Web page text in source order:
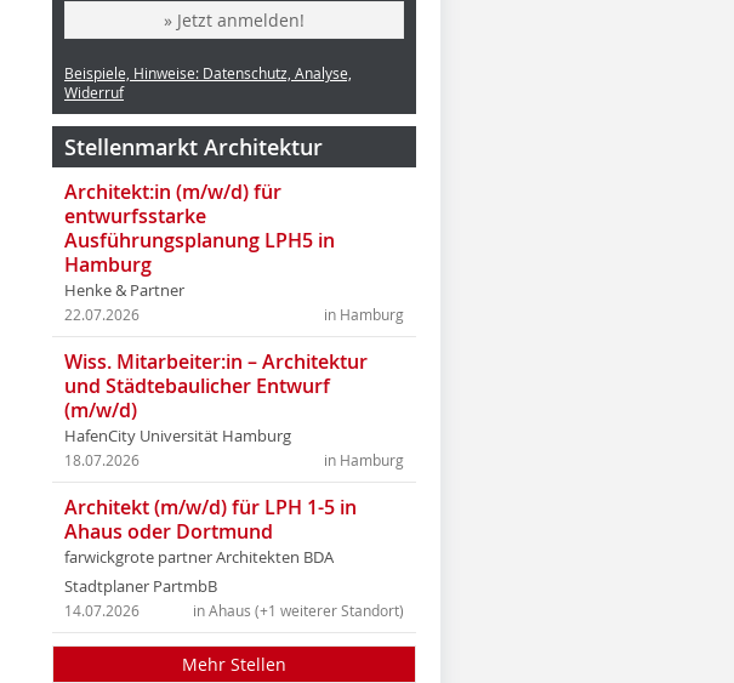
» Jetzt anmelden!
Beispiele, Hinweise: Datenschutz, Analyse,
Widerruf
Stellenmarkt Architektur
Architekt:in (m/w/d) für
entwurfsstarke
Ausführungsplanung LPH5 in
Hamburg
Henke & Partner
in Hamburg
22.07.2026
Wiss. Mitarbeiter:in – Architektur
und Städtebaulicher Entwurf
(m/w/d)
HafenCity Universität Hamburg
in Hamburg
18.07.2026
Architekt (m/w/d) für LPH 1-5 in
Ahaus oder Dortmund
farwickgrote partner Architekten BDA
Stadtplaner PartmbB
in Ahaus (+1 weiterer Standort)
14.07.2026
Mehr Stellen